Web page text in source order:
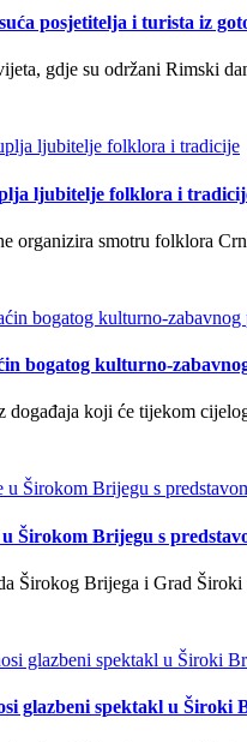
posjetitelja i turista iz
gdje su održani Rimski
ljubitelje folklora i
smotru folklora
bogatog kulturno-
koji će tijekom
Širokom Brijegu s
Širokog Brijega i Grad
glazbeni spektakl u Široki